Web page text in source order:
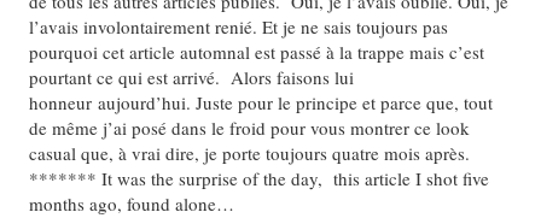
l’avais involontairement renié. Et je ne sais toujours pas
pourquoi cet article automnal est passé à la trappe mais c’est
pourtant ce qui est arrivé. Alors faisons lui
honneur aujourd’hui. Juste pour le principe et parce que, tout
de même j’ai posé dans le froid pour vous montrer ce look
casual que, à vrai dire, je porte toujours quatre mois après.
******* It was the surprise of the day, this article I shot five
months ago, found alone…